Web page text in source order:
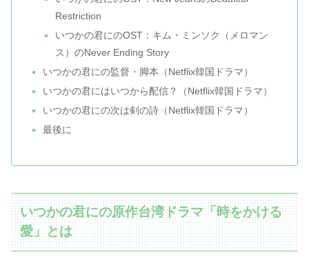
Restriction
いつかの君にのOST：キム・ミンソク（メロマン
ス）のNever Ending Story
いつかの君にの監督・脚本（Netflix韓国ドラマ）
いつかの君にはいつから配信？（Netflix韓国ドラマ）
いつかの君にの次は剣の詩（Netflix韓国ドラマ）
最後に
いつかの君にの原作台湾ドラマ「時をかける
愛」とは